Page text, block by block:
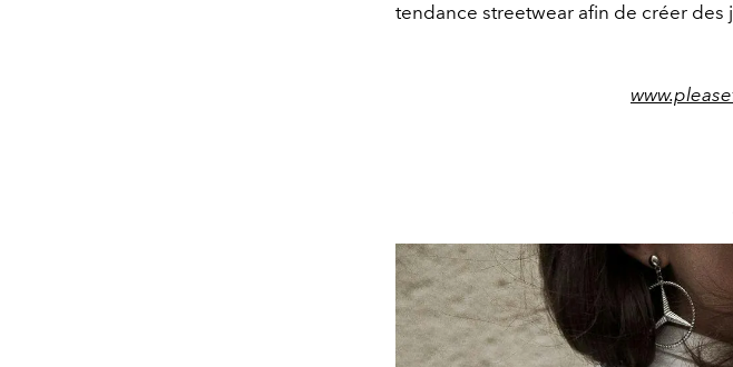
tendance streetwear afin de créer des